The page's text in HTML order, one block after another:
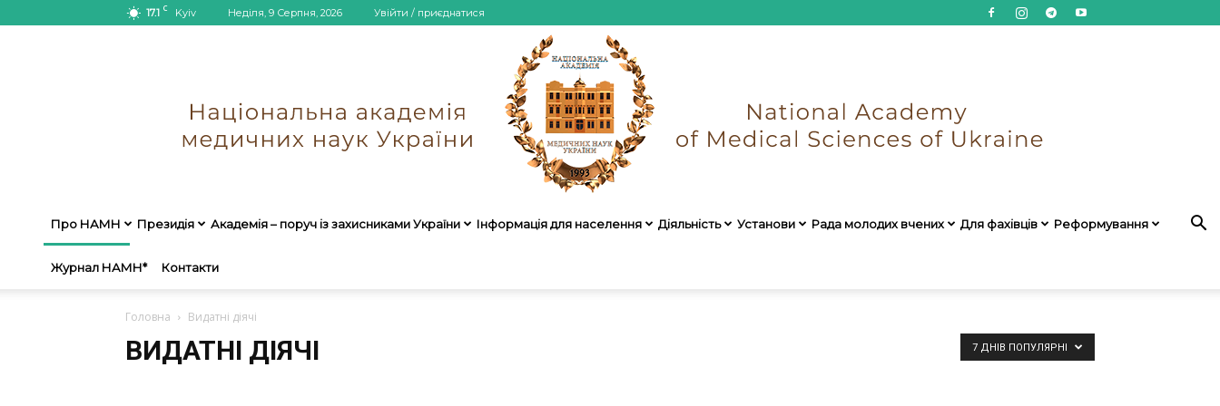
17.1 C Kyiv Неділя, 9 Серпня, 2026 Увійти / приєднатися
Про НАМН Президія Академія – поруч із захисниками України Інформація для населення Діяльність Установи Рада молодих вчених Для фахівців Реформування
Журнал НАМН* Контакти
Головна Видатні діячі
ВИДАТНІ ДІЯЧІ 7 ДНІВ ПОПУЛЯРНІ